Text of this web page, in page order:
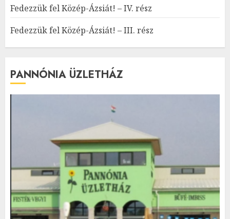
Fedezzük fel Közép-Ázsiát! – IV. rész
Fedezzük fel Közép-Ázsiát! – III. rész
PANNÓNIA ÜZLETHÁZ